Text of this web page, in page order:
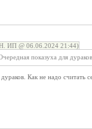
ИП @ 06.06.2024 21:44)
показуха для дураков
Как не надо считать